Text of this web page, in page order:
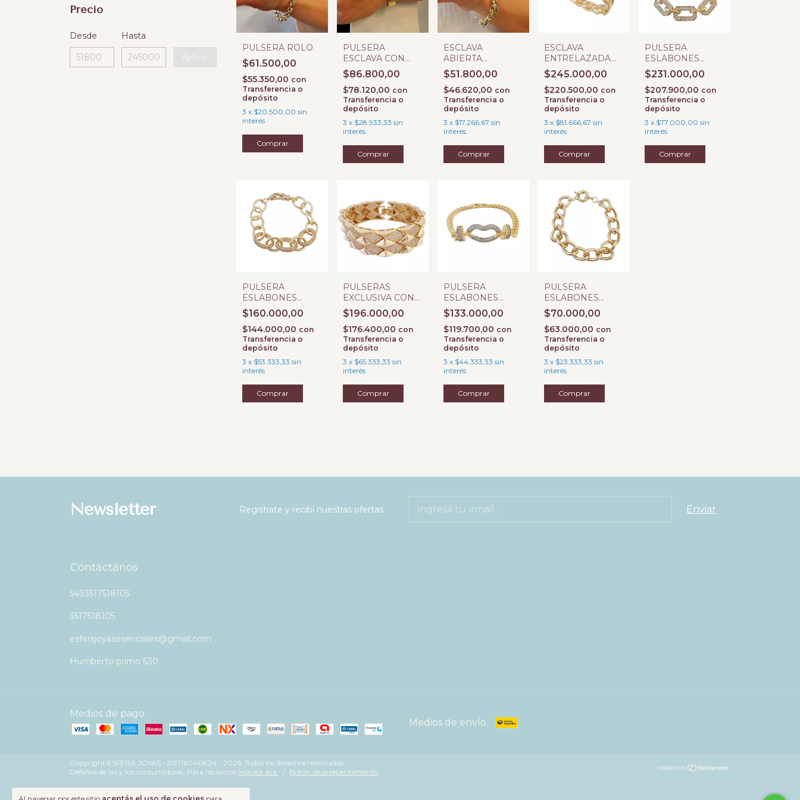
Precio
Desde Hasta
PULSERA ROLO
$61.500,00
$55.350,00 con
Transferencia o
depósito
3 x $20.500,00 sin
interés
PULSERA
ESCLAVA CON
CUBIC COLORES
$86.800,00
$78.120,00 con
Transferencia o
depósito
3 x $28.933,33 sin
interés
ESCLAVA
ABIERTA
LABRADA TIPO
CADENA
$51.800,00
$46.620,00 con
Transferencia o
depósito
3 x $17.266,67 sin
interés
ESCLAVA
ENTRELAZADA
CON MICROPAVE
CON CIERRE
$245.000,00
$220.500,00 con
Transferencia o
depósito
3 x $81.666,67 sin
interés
PULSERA
ESLABONES
FORCET CON
MICROPAVE
$231.000,00
$207.900,00 con
Transferencia o
depósito
3 x $77.000,00 sin
interés
PULSERA
ESLABONES
ROLO CON
MICROPAVE
$160.000,00
$144.000,00 con
Transferencia o
depósito
3 x $53.333,33 sin
interés
PULSERAS
EXCLUSIVA CON
MICROPAVE
$196.000,00
$176.400,00 con
Transferencia o
depósito
3 x $65.333,33 sin
interés
PULSERA
ESLABONES
GRUMET CON
DIJE BOCA
MICROPAVE
$133.000,00
$119.700,00 con
Transferencia o
depósito
3 x $44.333,33 sin
interés
PULSERA
ESLABONES
BARBADA
$70.000,00
$63.000,00 con
Transferencia o
depósito
3 x $23.333,33 sin
interés
Newsletter Registrate y recibí nuestras ofertas.
Contactános
5493517518105
3517518105
esferajoyasesenciales@gmail.com
Humberto primo 630
Medios de pago
Medios de envío
Copyright ESFERA JOYAS - 30716040824 - 2026. Todos los derechos reservados.
Defensa de las y los consumidores. Para reclamos ingresá acá. / Botón de arrepentimiento